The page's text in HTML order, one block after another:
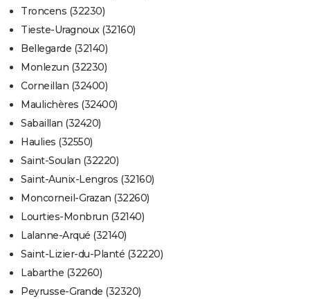
Troncens (32230)
Tieste-Uragnoux (32160)
Bellegarde (32140)
Monlezun (32230)
Corneillan (32400)
Maulichères (32400)
Sabaillan (32420)
Haulies (32550)
Saint-Soulan (32220)
Saint-Aunix-Lengros (32160)
Moncorneil-Grazan (32260)
Lourties-Monbrun (32140)
Lalanne-Arqué (32140)
Saint-Lizier-du-Planté (32220)
Labarthe (32260)
Peyrusse-Grande (32320)